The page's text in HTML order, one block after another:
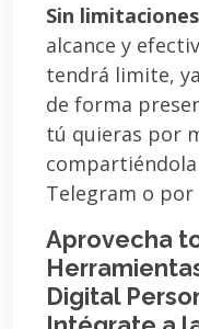
Sin
alcance y
tendrá limite,
de forma
tú quieras por
Telegram o por
Aprovecha
Digital